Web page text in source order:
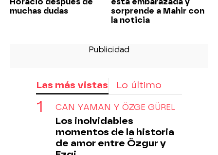
muchas dudas
sorprende a Mahir con
la noticia
Las más vistas Lo último
CAN YAMAN Y ÖZGE GÜREL
Los inolvidables
momentos de la historia
de amor entre Özgur y